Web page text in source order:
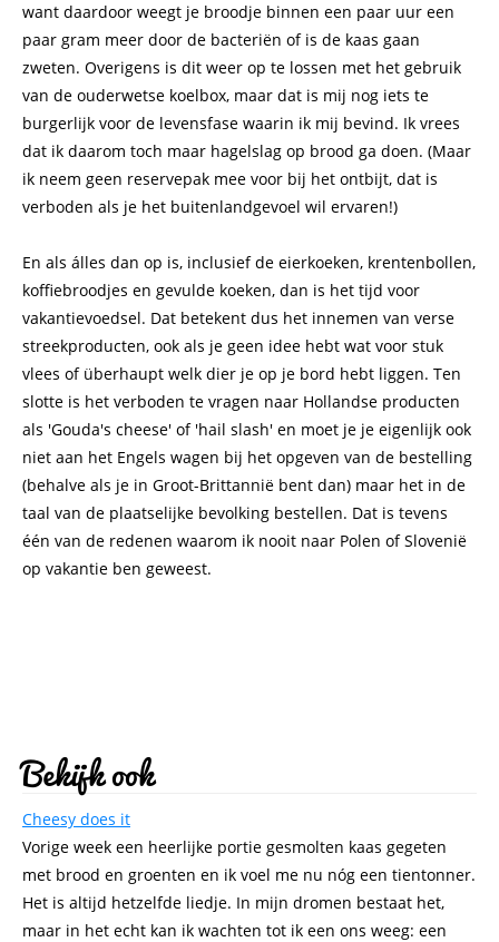
want daardoor weegt je broodje binnen een paar uur een
paar gram meer door de bacteriën of is de kaas gaan
zweten. Overigens is dit weer op te lossen met het gebruik
van de ouderwetse koelbox, maar dat is mij nog iets te
burgerlijk voor de levensfase waarin ik mij bevind. Ik vrees
dat ik daarom toch maar hagelslag op brood ga doen. (Maar
ik neem geen reservepak mee voor bij het ontbijt, dat is
verboden als je het buitenlandgevoel wil ervaren!)
En als álles dan op is, inclusief de eierkoeken, krentenbollen,
koffiebroodjes en gevulde koeken, dan is het tijd voor
vakantievoedsel. Dat betekent dus het innemen van verse
streekproducten, ook als je geen idee hebt wat voor stuk
vlees of überhaupt welk dier je op je bord hebt liggen. Ten
slotte is het verboden te vragen naar Hollandse producten
als 'Gouda's cheese' of 'hail slash' en moet je je eigenlijk ook
niet aan het Engels wagen bij het opgeven van de bestelling
(behalve als je in Groot-Brittannië bent dan) maar het in de
taal van de plaatselijke bevolking bestellen. Dat is tevens
één van de redenen waarom ik nooit naar Polen of Slovenië
op vakantie ben geweest.
Bekijk ook
Cheesy does it
Vorige week een heerlijke portie gesmolten kaas gegeten
met brood en groenten en ik voel me nu nóg een tientonner.
Het is altijd hetzelfde liedje. In mijn dromen bestaat het,
maar in het echt kan ik wachten tot ik een ons weeg: een